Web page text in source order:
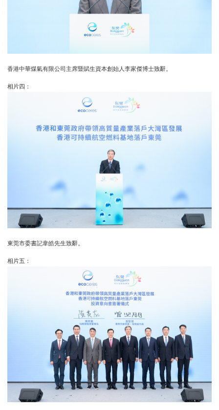
香港中華煤氣有限公司主席暨賦生資本創始人李家傑博士致辭。
相片四：
東莞市委書記韋皓先生致辭。
相片五：